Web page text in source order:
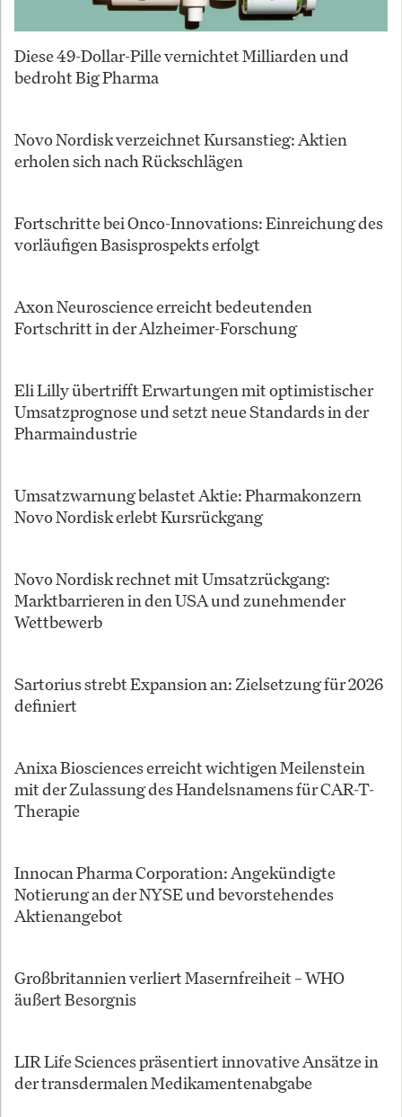
Diese 49-Dollar-Pille vernichtet Milliarden und
bedroht Big Pharma
Novo Nordisk verzeichnet Kursanstieg: Aktien
erholen sich nach Rückschlägen
Fortschritte bei Onco-Innovations: Einreichung des
vorläufigen Basisprospekts erfolgt
Axon Neuroscience erreicht bedeutenden
Fortschritt in der Alzheimer-Forschung
Eli Lilly übertrifft Erwartungen mit optimistischer
Umsatzprognose und setzt neue Standards in der
Pharmaindustrie
Umsatzwarnung belastet Aktie: Pharmakonzern
Novo Nordisk erlebt Kursrückgang
Novo Nordisk rechnet mit Umsatzrückgang:
Marktbarrieren in den USA und zunehmender
Wettbewerb
Sartorius strebt Expansion an: Zielsetzung für 2026
definiert
Anixa Biosciences erreicht wichtigen Meilenstein
mit der Zulassung des Handelsnamens für CAR-T-
Therapie
Innocan Pharma Corporation: Angekündigte
Notierung an der NYSE und bevorstehendes
Aktienangebot
Großbritannien verliert Masernfreiheit – WHO
äußert Besorgnis
LIR Life Sciences präsentiert innovative Ansätze in
der transdermalen Medikamentenabgabe